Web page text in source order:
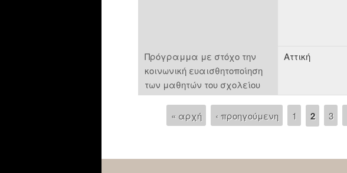
Πρόγραμμα με στόχο την
κοινωνική ευαισθητοποίηση
των μαθητών του σχολείου
Αττική
Pages« αρχή ‹ προηγούμενη 1 2 3